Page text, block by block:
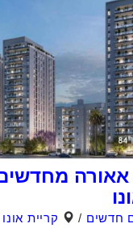
אאורה
חדשים / קריית אונו